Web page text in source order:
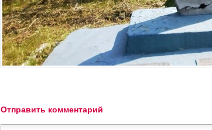
Отправить комментарий